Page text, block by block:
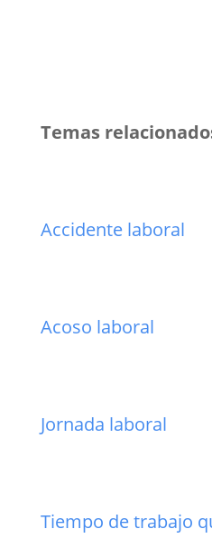
Temas
Accidente laboral
Acoso laboral
Jornada laboral
Tiempo de trabajo